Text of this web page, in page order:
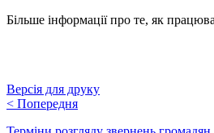
Більше інформації про те, як
Версія для друку
< Попередня